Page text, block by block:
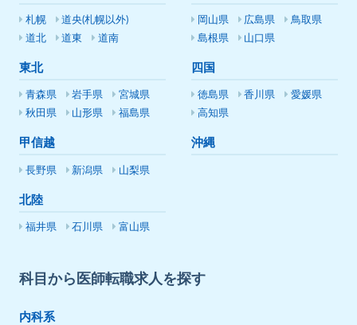
札幌
道央(札幌以外)
道北
道東 道南
東北
青森県 岩手県
宮城県
秋田県
山形県 福島県
甲信越
長野県 新潟県 山梨県
北陸
福井県 石川県 富山県
岡山県 広島県
鳥取県
島根県
山口県
四国
徳島県 香川県
愛媛県
高知県
沖縄
科目から医師転職求人を探す
内科系